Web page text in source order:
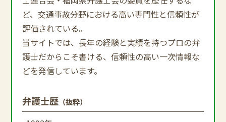
ど、交通事故分野における高い専門性と信頼性が
評価されている。
当サイトでは、長年の経験と実績を持つプロの弁
護士だからこそ書ける、信頼性の高い一次情報な
どを発信しています。
弁護士歴 （抜粋）